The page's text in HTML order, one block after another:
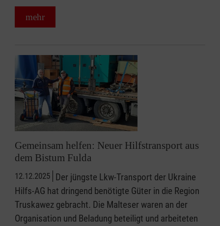
mehr
Gemeinsam helfen: Neuer Hilfstransport aus
dem Bistum Fulda
12.12.2025 Der jüngste Lkw-Transport der Ukraine
Hilfs-AG hat dringend benötigte Güter in die Region
Truskawez gebracht. Die Malteser waren an der
Organisation und Beladung beteiligt und arbeiteten